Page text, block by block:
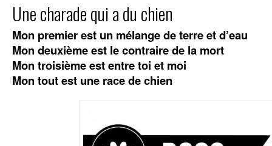
Une charade qui a du chien
Mon premier est un mélange de terre et d’eau
Mon deuxième est le contraire de la mort
Mon troisième est entre toi et moi
Mon tout est une race de chien